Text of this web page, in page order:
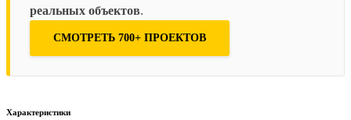
реальных объектов.
СМОТРЕТЬ 700+ ПРОЕКТОВ
Характеристики